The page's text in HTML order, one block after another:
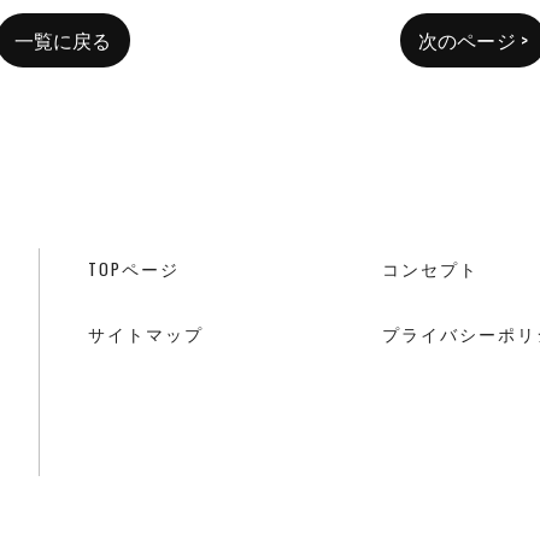
一覧に戻る 次のページ >
TOPページ コンセプト
サイトマップ プライバシーポ